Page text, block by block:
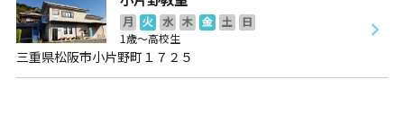
月 火 水 木 金 土
日
1歳～高校生
三重県松阪市小片野町１７２５